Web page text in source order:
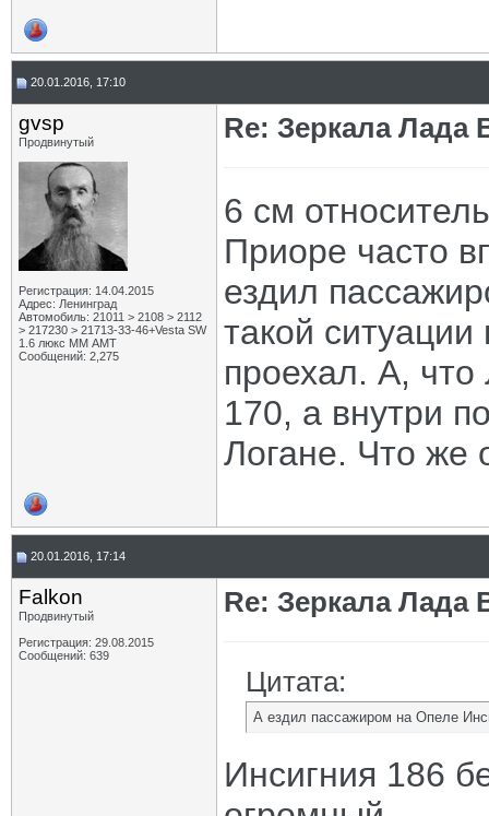
20.01.2016, 17:10
gvsp
Продвинутый
Регистрация: 14.04.2015
Адрес: Ленинград
Автомобиль: 21011 > 2108 > 2112
> 217230 > 21713-33-46+Vesta SW
1.6 люкс ММ АМТ
Сообщений: 2,275
Re: Зеркала Лада
6 см
Приоре часто
ездил
такой
проехал. А,
170, а внутри
Логане. Что же
20.01.2016, 17:14
Falkon
Продвинутый
Регистрация: 29.08.2015
Сообщений: 639
Re: Зеркала Лада
Цитата:
А ездил пассажиром на Опеле
Инсигния 186